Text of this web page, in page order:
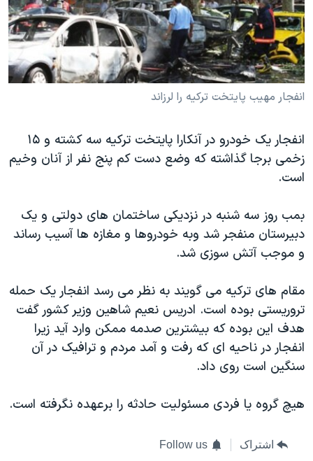
فرهنگ و زندگی
حقوق شهروندی
اقتصادی
گالری عکس
آرشیو پخش زنده
مستندها
انتخابات ریاست جمهوری آمریکا ۲۰۲۴
حمله جمهوری اسلامی به اسرائیل
اعتراضات زن، زندگی، آزادی
مجموعه مستندهای دادخواهی
دادگاه حمید نوری
چهل سال گروگان‌گیری
اعتراضات مردمی آبان ۹۸
اسرائیل در جنگ
نرگس محمدی برنده جایزه نوبل صلح
همایش محافظه‌کاران آمریکا «سی‌پک»
سفر پرزیدنت ترامپ به چین
دنبال کنید
زبانهای مختلف
انفجار مهیب پایتخت ترکیه را لرزاند
انفجار یک خودرو در آنکارا پایتخت ترکیه سه کشته و ۱۵
زخمی برجا گذاشته که وضع دست کم پنج نفر از آنان وخیم
است.
بمب روز سه شنبه در نزدیکی ساختمان های دولتی و یک
دبیرستان منفجر شد وبه خودروها و مغازه ها آسیب رساند
و موجب آتش سوزی شد.
مقام های ترکیه می گویند به نظر می رسد انفجار یک حمله
تروریستی بوده است. ادریس نعیم شاهین وزیر کشور گفت
هدف این بوده که بیشترین صدمه ممکن وارد آید زیرا
انفجار در ناحیه ای که رفت و آمد مردم و ترافیک در آن
سنگین است روی داد.
هیچ گروه یا فردی مسئولیت حادثه را برعهده نگرفته است.
اشتراک Follow us